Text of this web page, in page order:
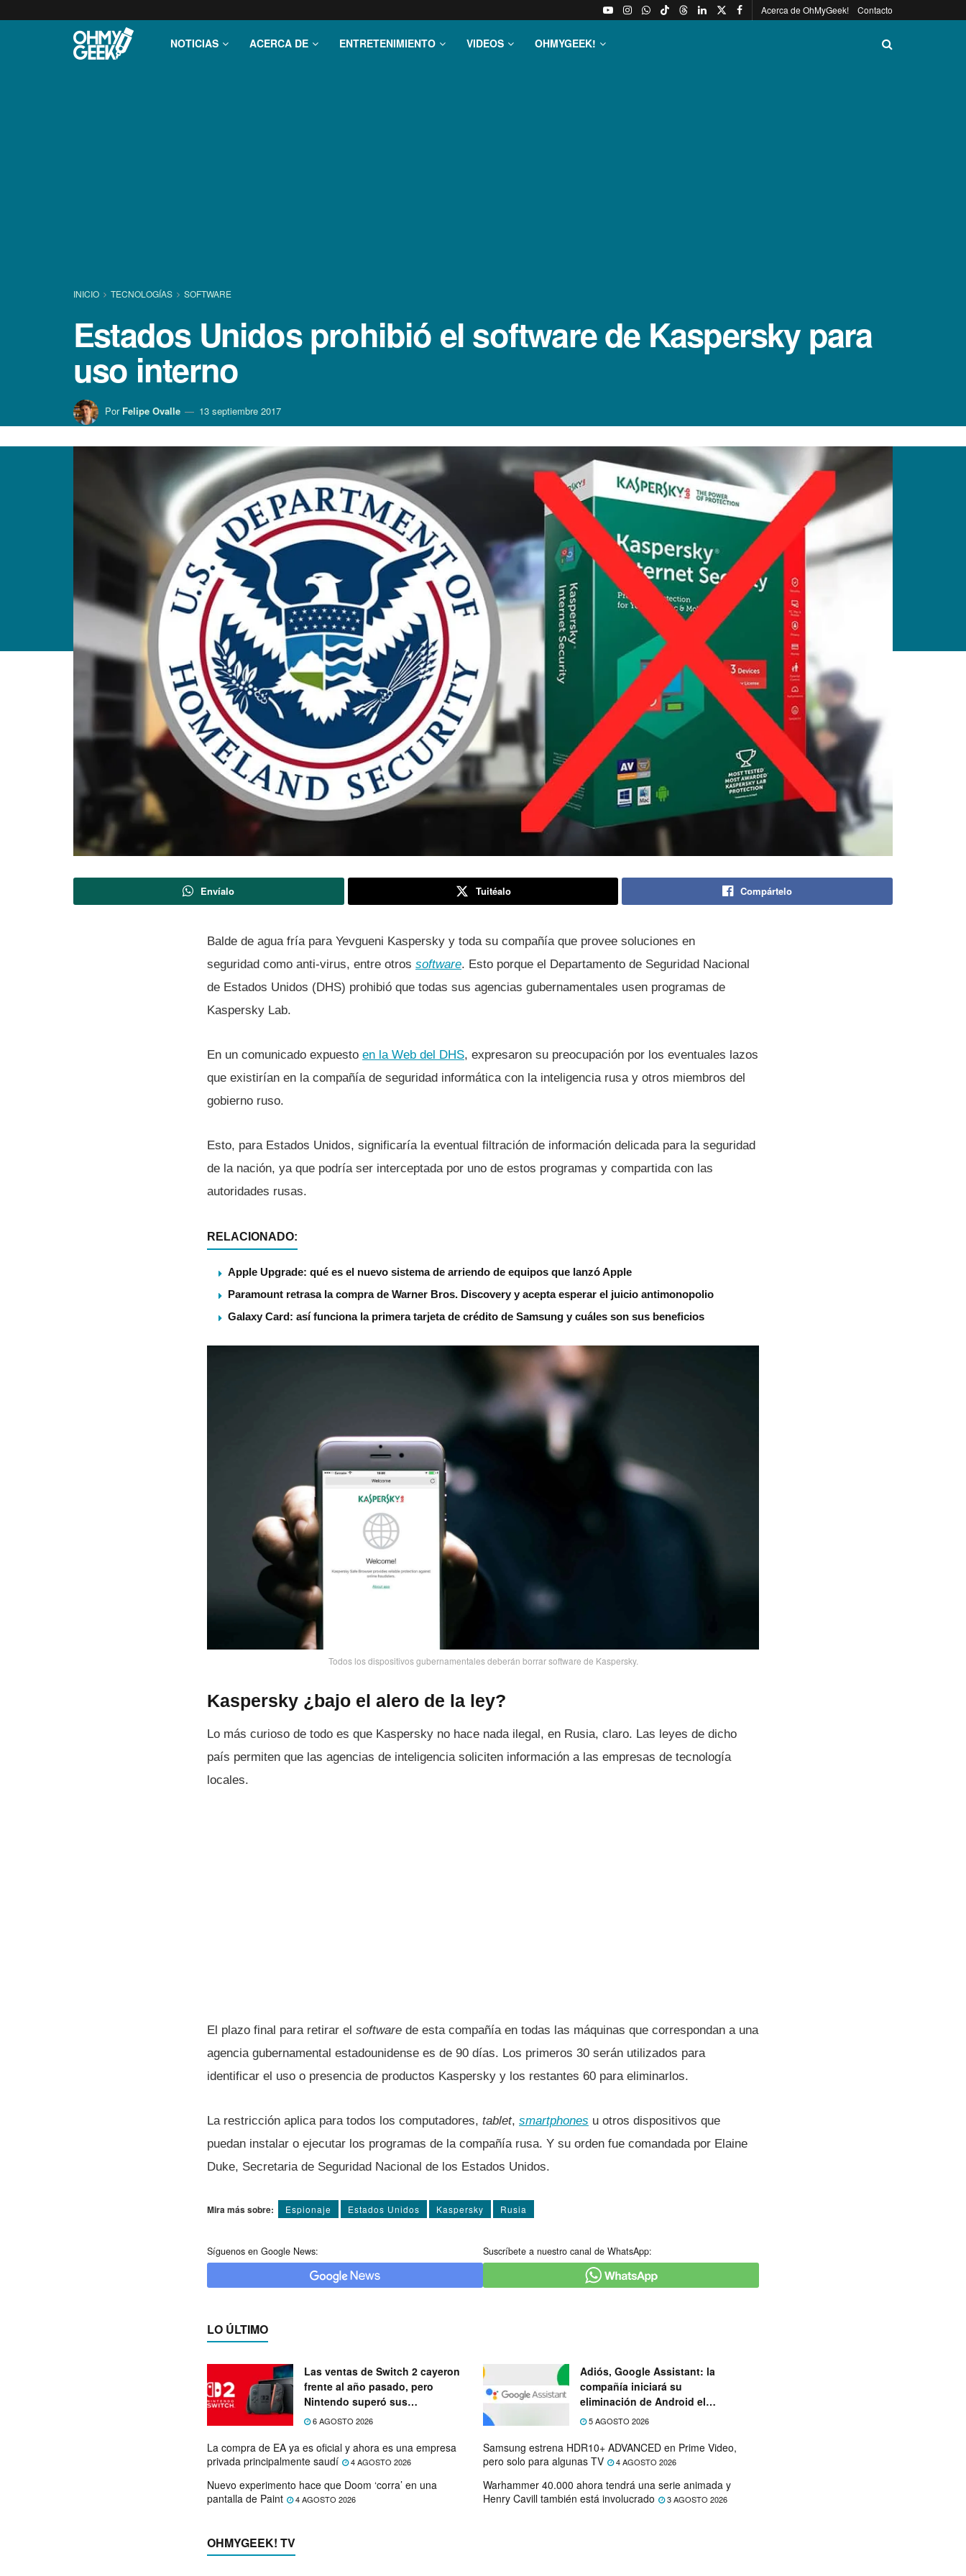
Acerca de OhMyGeek! Contacto
NOTICIAS ACERCA DE ENTRETENIMIENTO VIDEOS OHMYGEEK!
INICIO TECNOLOGÍ­AS SOFTWARE
Estados Unidos prohibió el software de Kaspersky para
uso interno
Por Felipe Ovalle 13 septiembre 2017
Envíalo Tuitéalo Compártelo
Balde de agua frí­a para Yevgueni Kaspersky y toda su compañí­a que provee soluciones en
seguridad como anti-virus, entre otros software. Esto porque el Departamento de Seguridad Nacional
de Estados Unidos (DHS) prohibió que todas sus agencias gubernamentales usen programas de
Kaspersky Lab.
En un comunicado expuesto en la Web del DHS, expresaron su preocupación por los eventuales lazos
que existirí­an en la compañí­a de seguridad informática con la inteligencia rusa y otros miembros del
gobierno ruso.
Esto, para Estados Unidos, significarí­a la eventual filtración de información delicada para la seguridad
de la nación, ya que podrí­a ser interceptada por uno de estos programas y compartida con las
autoridades rusas.
RELACIONADO:
Apple Upgrade: qué es el nuevo sistema de arriendo de equipos que lanzó Apple
Paramount retrasa la compra de Warner Bros. Discovery y acepta esperar el juicio antimonopolio
Galaxy Card: así funciona la primera tarjeta de crédito de Samsung y cuáles son sus beneficios
Todos los dispositivos gubernamentales deberán borrar software de Kaspersky.
Kaspersky ¿bajo el alero de la ley?
Lo más curioso de todo es que Kaspersky no hace nada ilegal, en Rusia, claro. Las leyes de dicho
paí­s permiten que las agencias de inteligencia soliciten información a las empresas de tecnologí­a
locales.
El plazo final para retirar el software de esta compañí­a en todas las máquinas que correspondan a una
agencia gubernamental estadounidense es de 90 dí­as. Los primeros 30 serán utilizados para
identificar el uso o presencia de productos Kaspersky y los restantes 60 para eliminarlos.
La restricción aplica para todos los computadores, tablet, smartphones u otros dispositivos que
puedan instalar o ejecutar los programas de la compañí­a rusa. Y su orden fue comandada por Elaine
Duke, Secretaria de Seguridad Nacional de los Estados Unidos.
Mira más sobre: Espionaje Estados Unidos Kaspersky Rusia
Síguenos en Google News: Suscríbete a nuestro canal de WhatsApp:
LO ÚLTIMO
Las ventas de Switch 2 cayeron
frente al año pasado, pero
Nintendo superó sus
expectativas
6 AGOSTO 2026
Adiós, Google Assistant: la
compañía iniciará su
eliminación de Android el
próximo mes
5 AGOSTO 2026
La compra de EA ya es oficial y ahora es una empresa
privada principalmente saudí
4 AGOSTO 2026
Samsung estrena HDR10+ ADVANCED en Prime Video,
pero solo para algunas TV
4 AGOSTO 2026
Nuevo experimento hace que Doom ‘corra’ en una
pantalla de Paint
4 AGOSTO 2026
Warhammer 40.000 ahora tendrá una serie animada y
Henry Cavill también está involucrado
3 AGOSTO 2026
OHMYGEEK! TV